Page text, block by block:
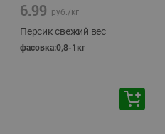
6.99 руб./кг
Персик свежий вес
фасовка:0,8-1кг